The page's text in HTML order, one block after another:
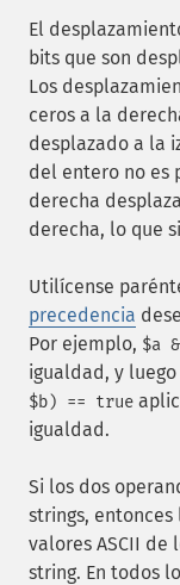
El
bits que son
Los
ceros a la
desplazado a la
del entero no es
derecha
derecha, lo que
Utilícense
precedencia
Por ejemplo, $a
igualdad, y
$b) == true
igualdad.
Si los dos
strings,
valores ASCII de
string. En todos